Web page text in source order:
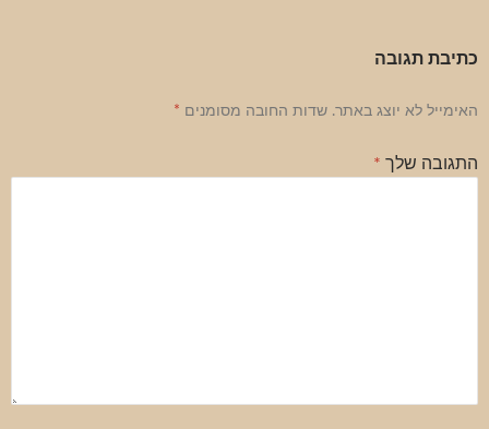
כתיבת תגובה
האימייל לא יוצג באתר. שדות החובה מסומנים *
התגובה שלך *